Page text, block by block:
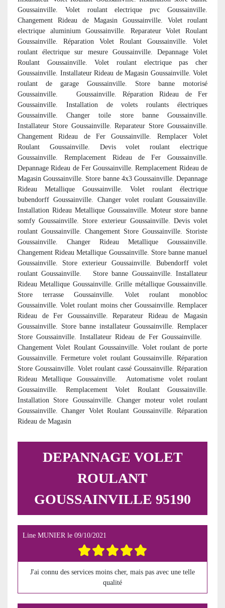
Goussainville. Volet roulant electrique pvc Goussainville.
Changement Rideau de Magasin Goussainville. Volet roulant
electrique aluminium Goussainville. Reparateur Volet Roulant
Goussainville. Réparation Volet Roulant Goussainville. Volet
roulant électrique sur mesure Goussainville. Depannage Volet
Roulant Goussainville. Volet roulant electrique pas cher
Goussainville. Installateur Rideau de Magasin Goussainville. Volet
roulant de garage Goussainville. Store banne motorisé
Goussainville. Goussainville. Réparation Rideau de Fer
Goussainville. Installation de volets roulants électriques
Goussainville. Changer toile store banne Goussainville.
Installateur Store Goussainville. Reparateur Store Goussainville.
Changement Rideau de Fer Goussainville. Remplacer Volet
Roulant Goussainville. Devis volet roulant electrique
Goussainville. Remplacement Rideau de Fer Goussainville.
Depannage Rideau de Fer Goussainville. Remplacement Rideau de
Magasin Goussainville. Store banne 4x3 Goussainville. Depannage
Rideau Metallique Goussainville. Volet roulant électrique
bubendorff Goussainville. Changer volet roulant Goussainville.
Installation Rideau Metallique Goussainville. Moteur store banne
somfy Goussainville. Store exterieur Goussainville. Devis volet
roulant Goussainville. Changement Store Goussainville. Storiste
Goussainville. Changer Rideau Metallique Goussainville.
Changement Rideau Metallique Goussainville. Store banne manuel
Goussainville. Store exterieur Goussainville. Bubendorff volet
roulant Goussainville. Store banne Goussainville. Installateur
Rideau Metallique Goussainville. Grille métallique Goussainville.
Store terrasse Goussainville. Volet roulant monobloc
Goussainville. Volet roulant moins cher Goussainville. Remplacer
Rideau de Fer Goussainville. Reparateur Rideau de Magasin
Goussainville. Store banne installateur Goussainville. Remplacer
Store Goussainville. Installateur Rideau de Fer Goussainville.
Changement Volet Roulant Goussainville. Volet roulant de porte
Goussainville. Fermeture volet roulant Goussainville. Réparation
Store Goussainville. Volet roulant cassé Goussainville. Réparation
Rideau Metallique Goussainville. Automatisme volet roulant
Goussainville. Remplacement Volet Roulant Goussainville.
Installation Store Goussainville. Changer moteur volet roulant
Goussainville. Changer Volet Roulant Goussainville. Réparation
Rideau de Magasin
DEPANNAGE VOLET
ROULANT
GOUSSAINVILLE 95190
Line MUNIER le 09/10/2021
J'ai connu des services moins cher, mais pas avec une telle
qualité